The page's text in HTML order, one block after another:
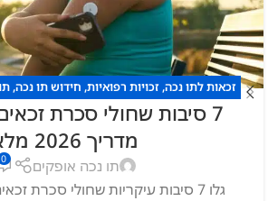
זכאות לתו נכה,זכויות רפואיות, חידוש תו נכה,
לנכה,תו נכה
7 סיבות שחולי סכרת
מדריך 2026 מלא
תו נכה אופקים 0
גלו 7 סיבות עיקריות שחולי סכרת